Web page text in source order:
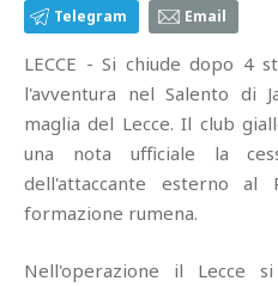
Telegram Email
LECCE - Si chiude dopo 4
l'avventura nel Salento di
maglia del Lecce. Il club
una nota ufficiale la
dell'attaccante esterno al
formazione rumena.
Nell'operazione il Lecce